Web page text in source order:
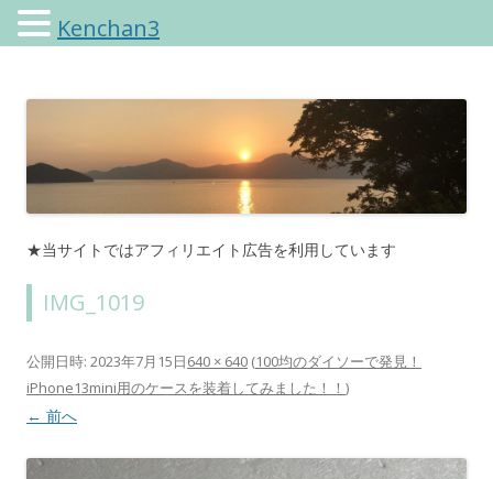
けんちゃんさんのブログ
★当サイトではアフィリエイト広告を利用しています
IMG_1019
公開日時: 2023年7月15日640 × 640 (100均のダイソーで発見！
iPhone13mini用のケースを装着してみました！！ )
← 前へ
Kenchan3